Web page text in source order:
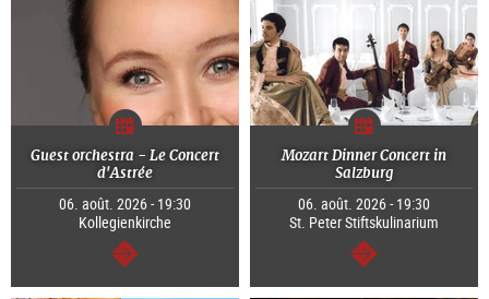
Guest orchestra - Le Concert
d'Astrée
06. août. 2026 - 19:30
Kollegienkirche
Continuer
Mozart Dinner Concert in
Salzburg
06. août. 2026 - 19:30
St. Peter Stiftskulinarium
Continuer